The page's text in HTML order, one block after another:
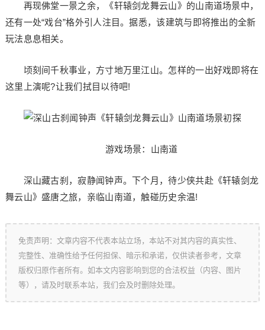
再现佛堂一景之余，《轩辕剑龙舞云山》的山南道场景中，
还有一处“戏台”格外引人注目。据悉，该建筑与即将推出的全新
玩法息息相关。
顷刻间千秋事业，方寸地万里江山。怎样的一出好戏即将在
这里上演呢?让我们拭目以待吧!
游戏场景：山南道
深山藏古刹，寂静闻钟声。下个月，待少侠共赴《轩辕剑龙
舞云山》盛唐之旅，亲临山南道，触碰历史余温!
免责声明：文章内容不代表本站立场，本站不对其内容的真实性、
完整性、准确性给予任何担保、暗示和承诺，仅供读者参考，文章
版权归原作者所有。如本文内容影响到您的合法权益（内容、图片
等），请及时联系本站，我们会及时删除处理。